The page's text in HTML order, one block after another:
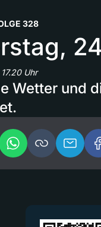
328
Uhr
Wetter und